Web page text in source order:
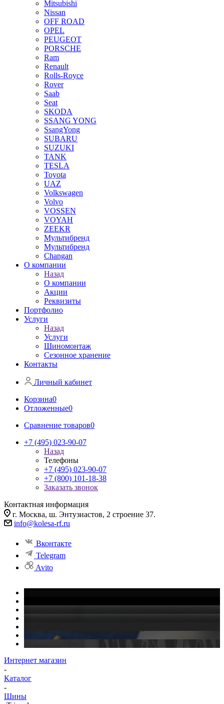
Mitsubishi
Nissan
OFF ROAD
OPEL
PEUGEOT
PORSCHE
Ram
Renault
Rolls-Royce
Rover
Saab
Seat
SKODA
SSANG YONG
SsangYong
SUBARU
SUZUKI
TANK
TESLA
Toyota
UAZ
Volkswagen
Volvo
VOSSEN
VOYAH
ZEEKR
Мультибренд
Мультибренд
Сhangan
О компании
Назад
О компании
Акции
Реквизиты
Портфолио
Услуги
Назад
Услуги
Шиномонтаж
Сезонное хранение
Контакты
Личный кабинет
Корзина0
Отложенные0
Сравнение товаров0
+7 (495) 023-90-07
Назад
Телефоны
+7 (495) 023-90-07
+7 (800) 101-18-38
Заказать звонок
Контактная информация
г. Москва, ш. Энтузиастов, 2 строение 37.
info@kolesa-rf.ru
Вконтакте
Telegram
Avito
Интернет магазин
-
Каталог
-
Шины